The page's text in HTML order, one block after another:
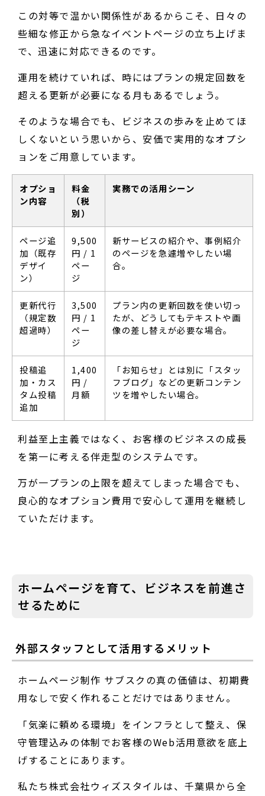
この対等で温かい関係性があるからこそ、日々の
些細な修正から急なイベントページの立ち上げま
で、迅速に対応できるのです。
運用を続けていれば、時にはプランの規定回数を
超える更新が必要になる月もあるでしょう。
そのような場合でも、ビジネスの歩みを止めてほ
しくないという思いから、安価で実用的なオプシ
ョンをご用意しています。
オプショ
ン内容
料金
（税
別）
実務での活用シーン
ページ追
加（既存
デザイ
ン）
9,500
円 / 1
ペー
ジ
新サービスの紹介や、事例紹介
のページを急遽増やしたい場
合。
更新代行
（規定数
超過時）
3,500
円 / 1
ペー
ジ
プラン内の更新回数を使い切っ
たが、どうしてもテキストや画
像の差し替えが必要な場合。
投稿追
加・カス
タム投稿
追加
1,400
円 /
月額
「お知らせ」とは別に「スタッ
フブログ」などの更新コンテン
ツを増やしたい場合。
利益至上主義ではなく、お客様のビジネスの成長
を第一に考える伴走型のシステムです。
万が一プランの上限を超えてしまった場合でも、
良心的なオプション費用で安心して運用を継続し
ていただけます。
ホームページを育て、ビジネスを前進さ
せるために
外部スタッフとして活用するメリット
ホームページ制作 サブスクの真の価値は、初期費
用なしで安く作れることだけではありません。
「気楽に頼める環境」をインフラとして整え、保
守管理込みの体制でお客様のWeb活用意欲を底上
げすることにあります。
私たち株式会社ウィズスタイルは、千葉県から全